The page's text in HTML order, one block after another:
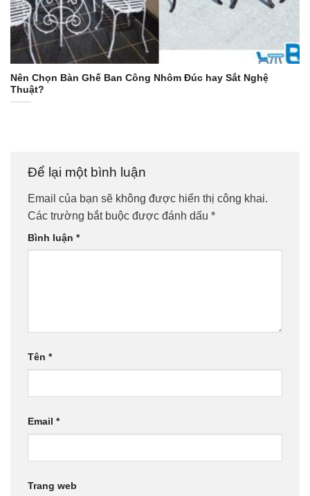
Nên Chọn Bàn Ghế Ban Công Nhôm Đúc hay Sắt Nghệ
Thuật?
Để lại một bình luận
Email của bạn sẽ không được hiển thị công khai.
Các trường bắt buộc được đánh dấu *
Bình luận *
Tên *
Email *
Trang web